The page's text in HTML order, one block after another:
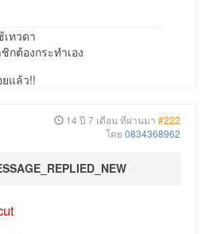
ทวดา
กต้องกระทำเอง
แล้ว!!
14 ปี 7 เดือน ที่ผ่านมา #222
โดย 0834368962